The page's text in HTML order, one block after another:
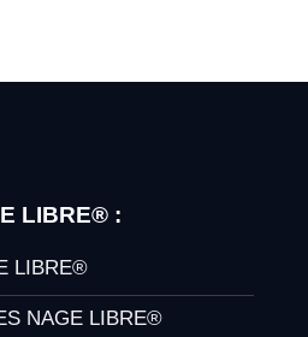
LIBRE® :
LIBRE®
NAGE LIBRE®